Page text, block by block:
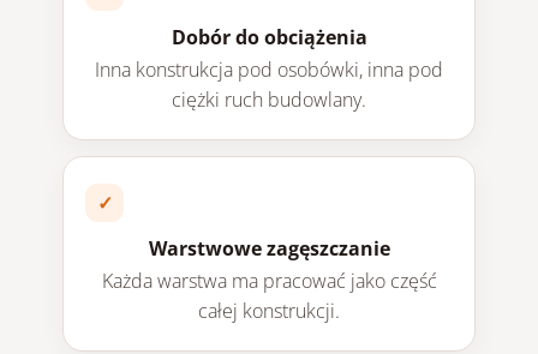
Dobór do obciążenia
Inna konstrukcja pod osobówki, inna pod
ciężki ruch budowlany.
Warstwowe zagęszczanie
Każda warstwa ma pracować jako część
całej konstrukcji.